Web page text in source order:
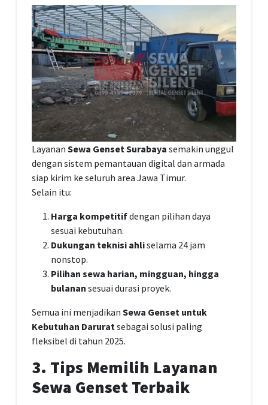
Layanan Sewa Genset Surabaya semakin unggul
dengan sistem pemantauan digital dan armada
siap kirim ke seluruh area Jawa Timur.
Selain itu:
Harga kompetitifdengan pilihan daya
sesuai kebutuhan.
Dukungan teknisi ahliselama 24 jam
nonstop.
Pilihan sewa harian, mingguan, hingga
bulanan sesuai durasi proyek.
Semua ini menjadikan Sewa Genset untuk
Kebutuhan Darurat sebagai solusi paling
fleksibel di tahun 2025.
3. Tips Memilih Layanan
Sewa Genset Terbaik